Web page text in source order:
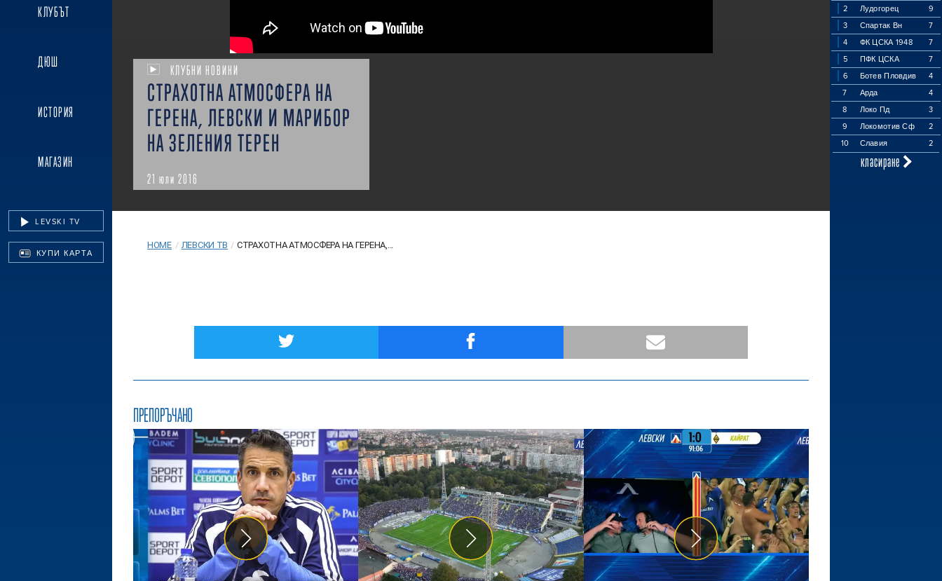
КЛУБЪТ
ДЮШ
ИСТОРИЯ
МАГАЗИН
LEVSKI TV
КУПИ КАРТА
2 Лудогорец
9
3
Спартак Вн
7
4
ФК ЦСКА 1948
7
5
ПФК ЦСКА
7
6
Ботев Пловдив
4
7
Арда
4
8
Локо Пд
3
9
Локомотив Сф
2
10
Славия 2
класиране
КЛУБНИ НОВИНИ
СТРАХОТНА АТМОСФЕРА НА
ГЕРЕНА, ЛЕВСКИ И МАРИБОР
НА ЗЕЛЕНИЯ ТЕРЕН
21 юли 2016
HOME / ЛЕВСКИ ТВ / СТРАХОТНА АТМОСФЕРА НА ГЕРЕНА,...
ПРЕПОРЪЧАНО